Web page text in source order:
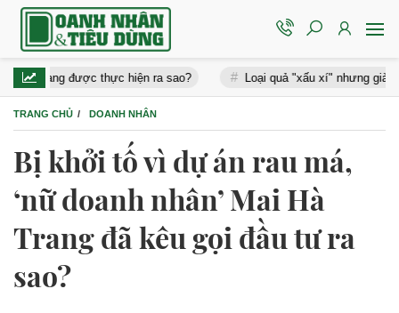
được thực hiện ra sao? Loại quả "xấu xí" nhưng giàu vitamin,
TRANG CHỦ DOANH NHÂN
Bị khởi tố vì dự án rau má,
‘nữ doanh nhân’ Mai Hà
Trang đã kêu gọi đầu tư ra
sao?